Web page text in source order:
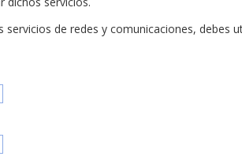
de redes y comunicaciones, debes